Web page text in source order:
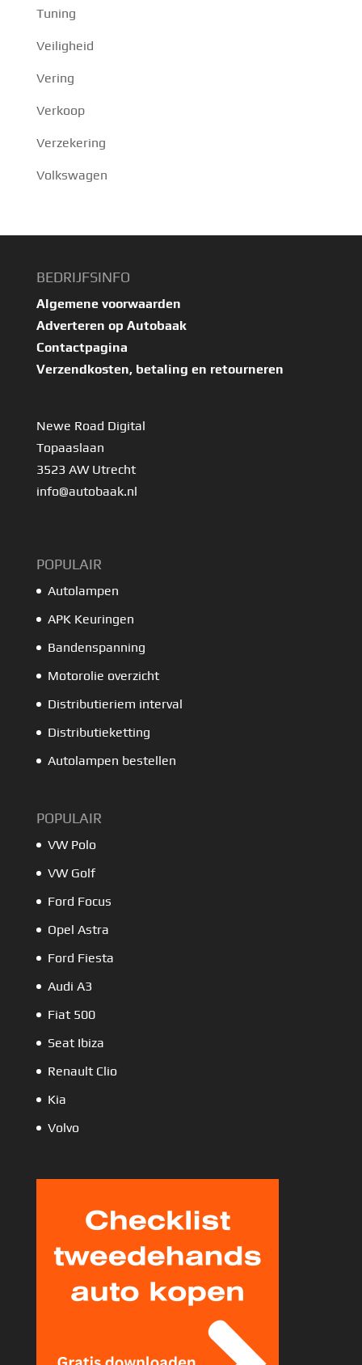
Tuning
Veiligheid
Vering
Verkoop
Verzekering
Volkswagen
BEDRIJFSINFO
Algemene voorwaarden
Adverteren op Autobaak
Contactpagina
Verzendkosten, betaling en retourneren
Newe Road Digital
Topaaslaan
3523 AW Utrecht
info@autobaak.nl
POPULAIR
Autolampen
APK Keuringen
Bandenspanning
Motorolie overzicht
Distributieriem interval
Distributieketting
Autolampen bestellen
POPULAIR
VW Polo
VW Golf
Ford Focus
Opel Astra
Ford Fiesta
Audi A3
Fiat 500
Seat Ibiza
Renault Clio
Kia
Volvo